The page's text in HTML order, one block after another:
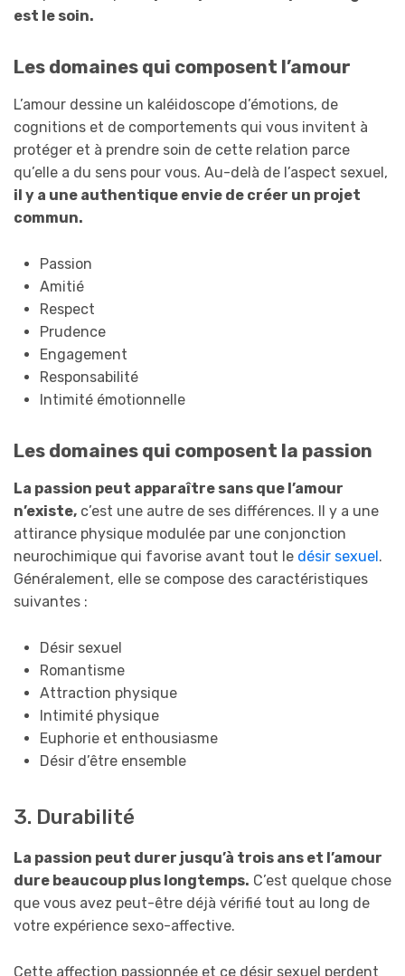
est le soin.
Les domaines qui composent l’amour
L’amour dessine un kaléidoscope d’émotions, de
cognitions et de comportements qui vous invitent à
protéger et à prendre soin de cette relation parce
qu’elle a du sens pour vous. Au-delà de l’aspect sexuel,
il y a une authentique envie de créer un projet
commun.
Passion
Amitié
Respect
Prudence
Engagement
Responsabilité
Intimité émotionnelle
Les domaines qui composent la passion
La passion peut apparaître sans que l’amour
n’existe, c’est une autre de ses différences. Il y a une
attirance physique modulée par une conjonction
neurochimique qui favorise avant tout le désir sexuel .
Généralement, elle se compose des caractéristiques
suivantes :
Désir sexuel
Romantisme
Attraction physique
Intimité physique
Euphorie et enthousiasme
Désir d’être ensemble
3. Durabilité
La passion peut durer jusqu’à trois ans et l’amour
dure beaucoup plus longtemps. C’est quelque chose
que vous avez peut-être déjà vérifié tout au long de
votre expérience sexo-affective.
Cette affection passionnée et ce désir sexuel perdent